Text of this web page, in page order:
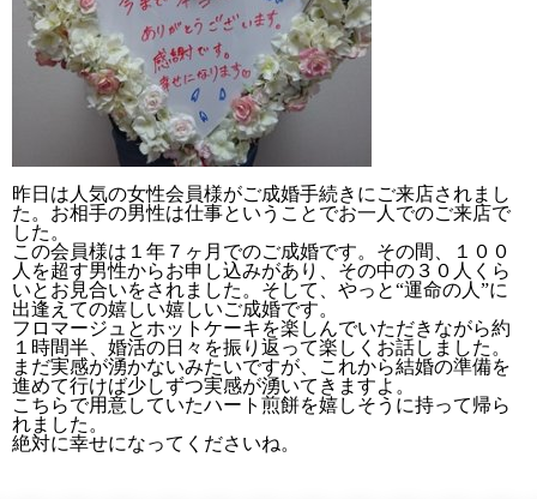
昨日は人気の女性会員様がご成婚手続きにご来店されまし
た。お相手の男性は仕事ということでお一人でのご来店で
した。
この会員様は１年７ヶ月でのご成婚です。その間、１００
人を超す男性からお申し込みがあり、その中の３０人くら
いとお見合いをされました。そして、やっと“運命の人”に
出逢えての嬉しい嬉しいご成婚です。
フロマージュとホットケーキを楽しんでいただきながら約
１時間半、婚活の日々を振り返って楽しくお話しました。
まだ実感が湧かないみたいですが、これから結婚の準備を
進めて行けば少しずつ実感が湧いてきますよ。
こちらで用意していたハート煎餅を嬉しそうに持って帰ら
れました。
絶対に幸せになってくださいね。